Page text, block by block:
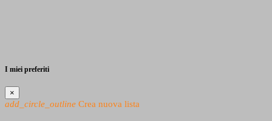
I miei preferiti
×
add_circle_outline Crea nuova lista